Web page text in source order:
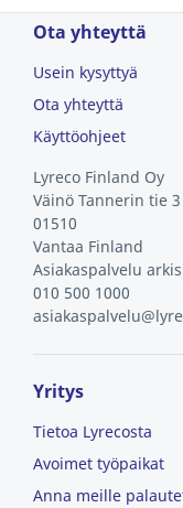
Ota yhteyttä
Usein kysyttyä
Ota yhteyttä
Käyttöohjeet
Lyreco Finland Oy
Väinö Tannerin tie 3
01510
Vantaa Finland
Asiakaspalvelu
010 500 1000
Yritys
Tietoa Lyrecosta
Avoimet työpaikat
Anna meille